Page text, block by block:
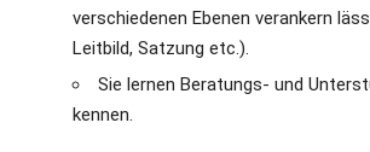
verschiedenen Ebenen verankern
Leitbild, Satzung etc.).
Sie lernen Beratungs- und
kennen.